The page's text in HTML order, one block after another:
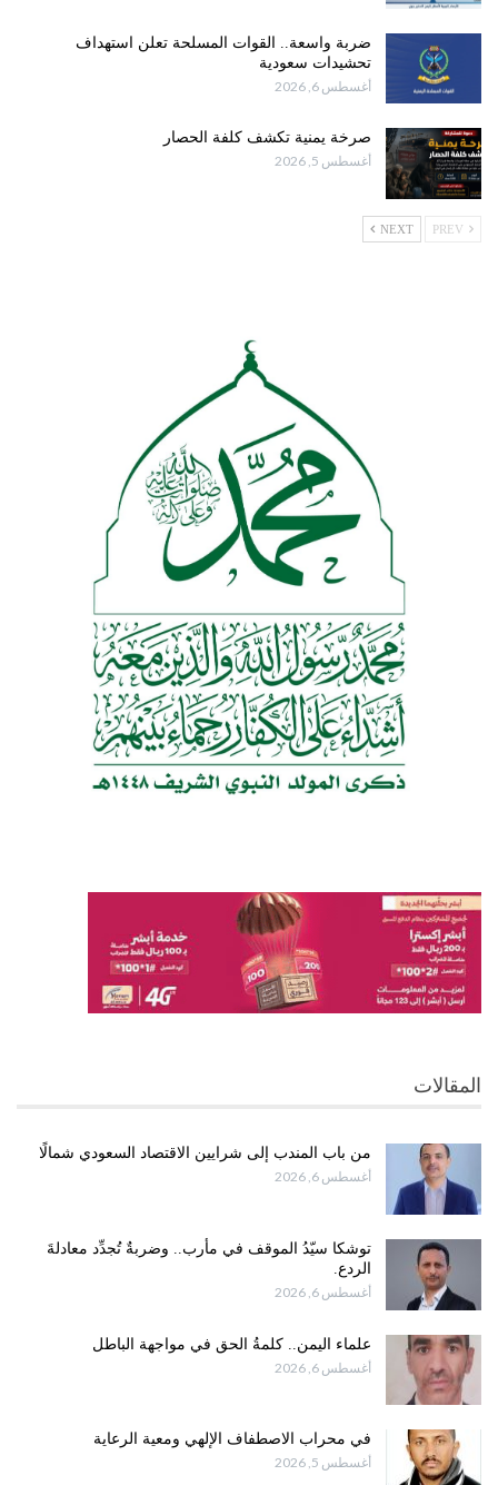
ضربة واسعة.. القوات المسلحة تعلن استهداف
تحشيدات سعودية
أغسطس 6, 2026
صرخة يمنية تكشف كلفة الحصار
أغسطس 5, 2026
NEXT
المقالات
من باب المندب إلى شرايين الاقتصاد السعودي شمالًا
أغسطس 6, 2026
توشكا سيّدُ الموقف في مأرب.. وضربةٌ تُجدِّد معادلةَ
الردع.
أغسطس 6, 2026
علماء اليمن.. كلمةُ الحق في مواجهة الباطل
أغسطس 6, 2026
في محراب الاصطفاف الإلهي ومعية الرعاية
أغسطس 5, 2026